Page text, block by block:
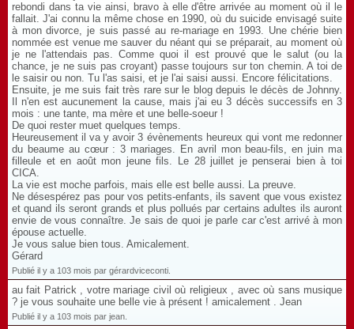
rebondi dans ta vie ainsi, bravo à elle d'être arrivée au moment où il le
fallait. J'ai connu la même chose en 1990, où du suicide envisagé suite
à mon divorce, je suis passé au re-mariage en 1993. Une chérie bien
nommée est venue me sauver du néant qui se préparait, au moment où
je ne l'attendais pas. Comme quoi il est prouvé que le salut (ou la
chance, je ne suis pas croyant) passe toujours sur ton chemin. A toi de
le saisir ou non. Tu l'as saisi, et je l'ai saisi aussi. Encore félicitations.
Ensuite, je me suis fait très rare sur le blog depuis le décès de Johnny.
Il n'en est aucunement la cause, mais j'ai eu 3 décès successifs en 3
mois : une tante, ma mère et une belle-soeur !
De quoi rester muet quelques temps.
Heureusement il va y avoir 3 évènements heureux qui vont me redonner
du beaume au cœur : 3 mariages. En avril mon beau-fils, en juin ma
filleule et en août mon jeune fils. Le 28 juillet je penserai bien à toi
CICA.
La vie est moche parfois, mais elle est belle aussi. La preuve.
Ne désespérez pas pour vos petits-enfants, ils savent que vous existez
et quand ils seront grands et plus pollués par certains adultes ils auront
envie de vous connaître. Je sais de quoi je parle car c'est arrivé à mon
épouse actuelle.
Je vous salue bien tous. Amicalement.
Gérard
Publié il y a 103 mois par gérardviceconti.
au fait Patrick , votre mariage civil où religieux , avec où sans musique
? je vous souhaite une belle vie à présent ! amicalement . Jean
Publié il y a 103 mois par jean.